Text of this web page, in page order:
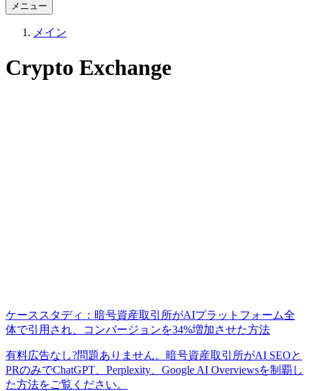
メニュー
メイン
Crypto Exchange
ケーススタディ：暗号資産取引所がAIプラットフォーム全
体で引用され、コンバージョンを34%増加させた方法
有料広告なし?問題ありません。暗号資産取引所がAI SEOと
PRのみでChatGPT、Perplexity、Google AI Overviewsを制覇し
た方法をご覧ください。